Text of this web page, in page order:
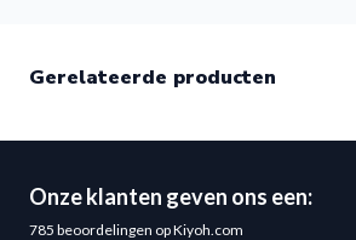
Profiteer nu van deze scherpe outletdeal.
Gerelateerde producten
Onze klanten geven ons een:
785 beoordelingen op Kiyoh.com